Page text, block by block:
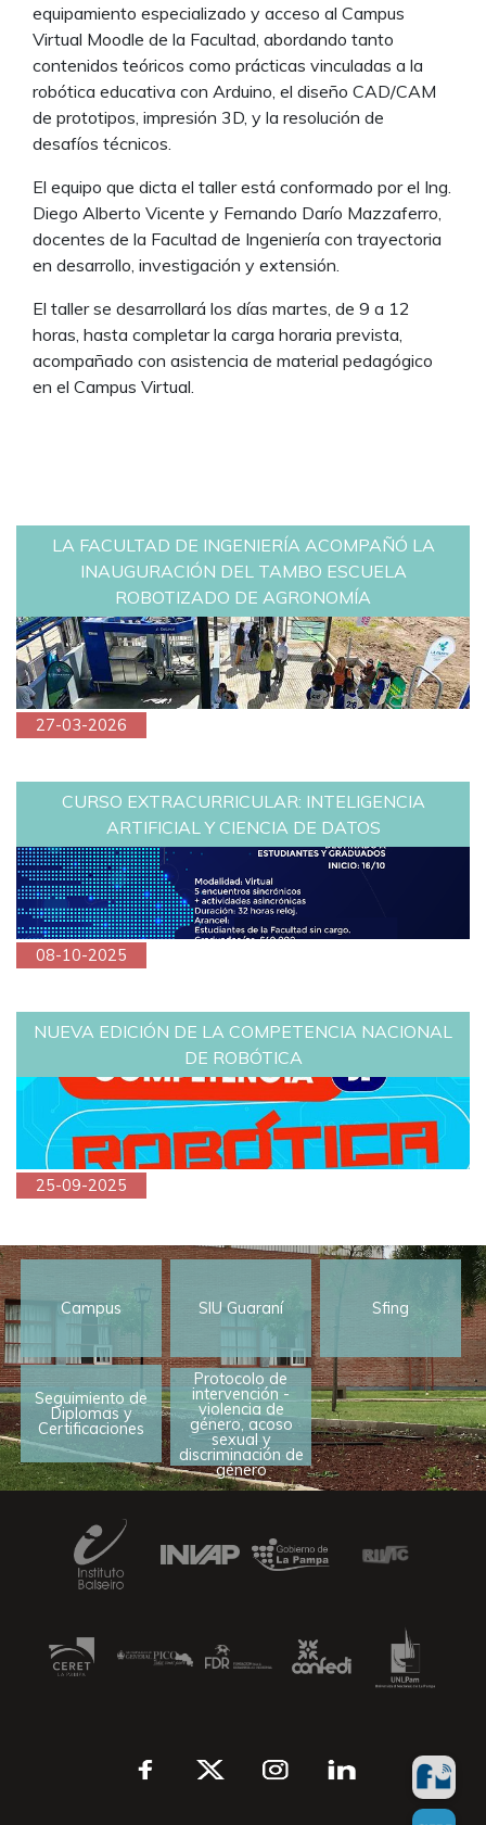
equipamiento especializado y acceso al Campus
Virtual Moodle de la Facultad, abordando tanto
contenidos teóricos como prácticas vinculadas a la
robótica educativa con Arduino, el diseño CAD/CAM
de prototipos, impresión 3D, y la resolución de
desafíos técnicos.
El equipo que dicta el taller está conformado por el Ing.
Diego Alberto Vicente y Fernando Darío Mazzaferro,
docentes de la Facultad de Ingeniería con trayectoria
en desarrollo, investigación y extensión.
El taller se desarrollará los días martes, de 9 a 12
horas, hasta completar la carga horaria prevista,
acompañado con asistencia de material pedagógico
en el Campus Virtual.
LA FACULTAD DE INGENIERÍA ACOMPAÑÓ LA
INAUGURACIÓN DEL TAMBO ESCUELA
ROBOTIZADO DE AGRONOMÍA
27-03-2026
CURSO EXTRACURRICULAR: INTELIGENCIA
ARTIFICIAL Y CIENCIA DE DATOS
08-10-2025
NUEVA EDICIÓN DE LA COMPETENCIA NACIONAL
DE ROBÓTICA
25-09-2025
Campus SIU Guaraní Sfing
Seguimiento de
Diplomas y
Certificaciones
Protocolo de
intervención -
violencia de
género, acoso
sexual y
discriminación de
género